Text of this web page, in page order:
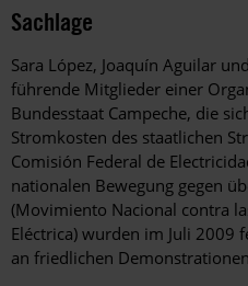
Sachlage
Sara López, Joaquín Aguilar
führende Mitglieder einer
Bundesstaat Campeche, die
Stromkosten des staatlichen
Comisión Federal de
nationalen Bewegung gegen
(Movimiento Nacional contra
Eléctrica) wurden im Juli 2009
an friedlichen